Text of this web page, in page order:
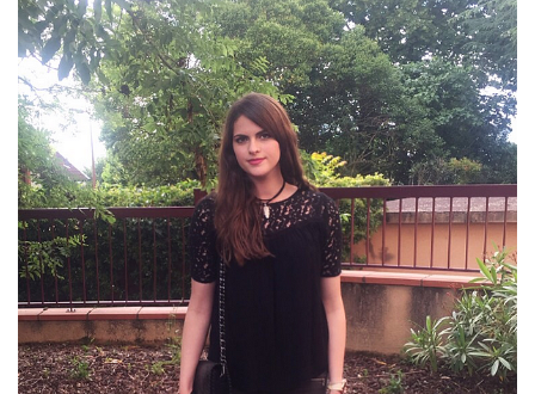
Comparatif :
les
sacs
Monceau
et
Mini
Marly
Ateliers
Auguste,
lequel
choisir
?
02/05/2026